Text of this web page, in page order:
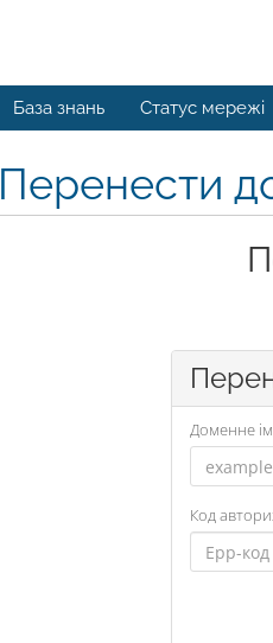
База знань Статус мережі
Перенести
Доменне
Код